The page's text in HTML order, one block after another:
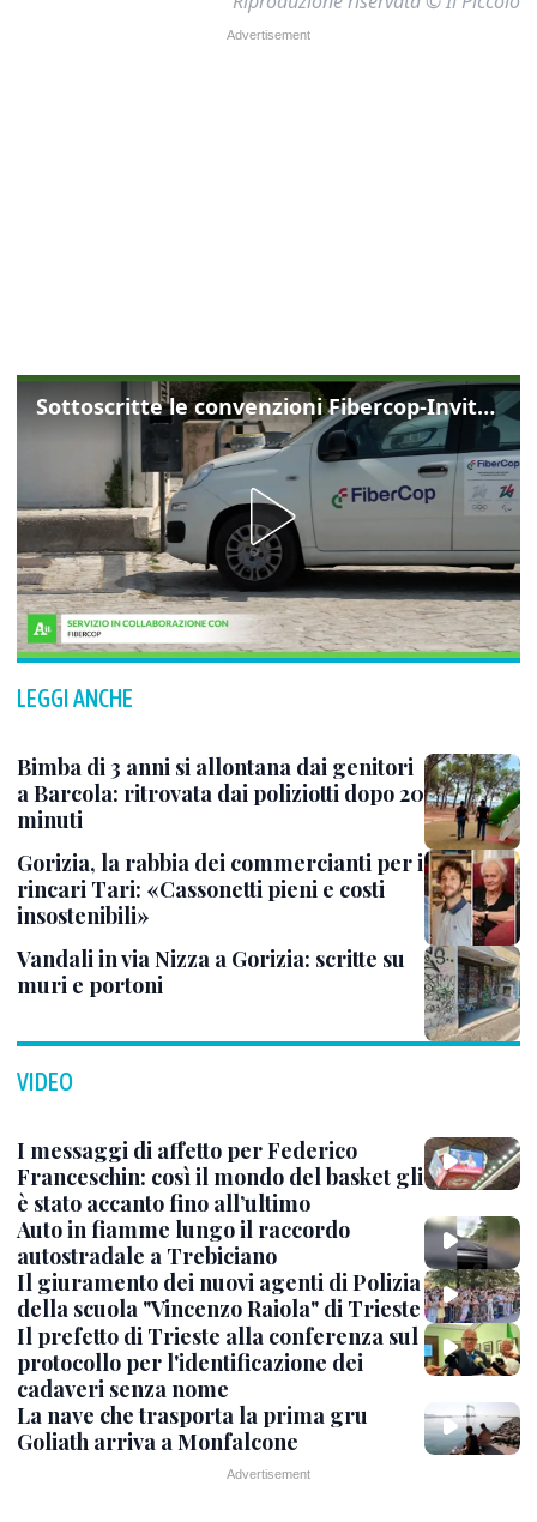
Sottoscritte le convenzioni Fibercop-Invitalia, fibra ottica per 477 mila civici
LEGGI ANCHE
Bimba di 3 anni si allontana dai genitori
a Barcola: ritrovata dai poliziotti dopo 20
minuti
Gorizia, la rabbia dei commercianti per i
rincari Tari: «Cassonetti pieni e costi
insostenibili»
Vandali in via Nizza a Gorizia: scritte su
muri e portoni
VIDEO
I messaggi di affetto per Federico
Franceschin: così il mondo del basket gli
è stato accanto fino all’ultimo
Auto in fiamme lungo il raccordo
autostradale a Trebiciano
Il giuramento dei nuovi agenti di Polizia
della scuola "Vincenzo Raiola" di Trieste
Il prefetto di Trieste alla conferenza sul
protocollo per l'identificazione dei
cadaveri senza nome
La nave che trasporta la prima gru
Goliath arriva a Monfalcone